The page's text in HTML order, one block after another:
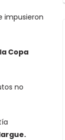
impusieron
Copa
no